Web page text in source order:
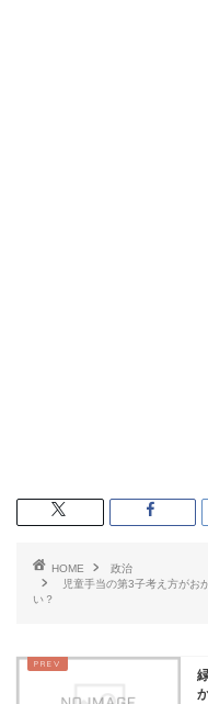
HOME
政治
児童手当の第3子考え方がお
い？